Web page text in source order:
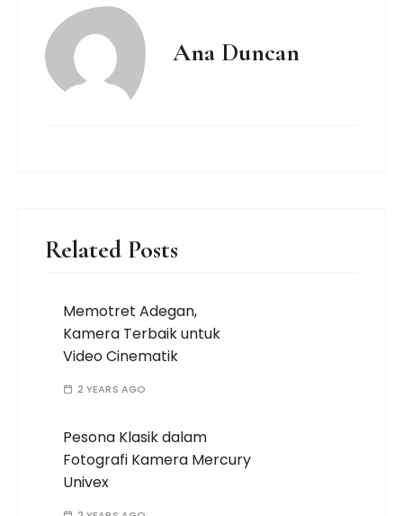
Ana Duncan
Related Posts
Memotret Adegan,
Kamera Terbaik untuk
Video Cinematik
2 YEARS AGO
Pesona Klasik dalam
Fotografi Kamera Mercury
Univex